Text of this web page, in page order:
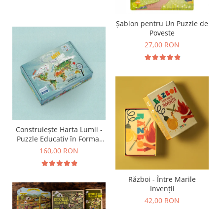
Șablon pentru Un Puzzle de
Poveste
27,00 RON
Construiește Harta Lumii -
Puzzle Educativ în Format
Mare
160,00 RON
Război - Între Marile
Invenții
42,00 RON